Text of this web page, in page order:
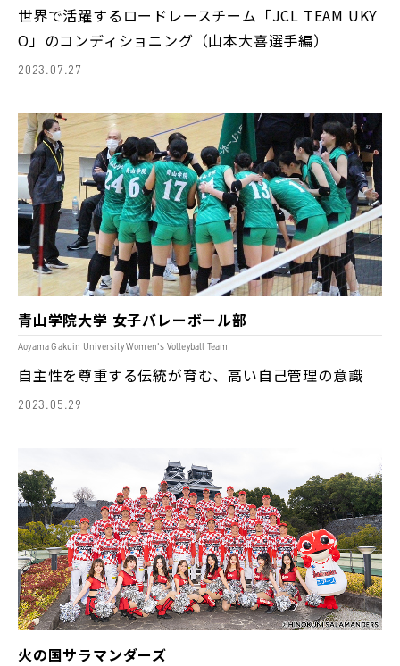
世界で活躍するロードレースチーム「JCL TEAM UKY
O」のコンディショニング（山本大喜選手編）
2023.07.27
青山学院大学 女子バレーボール部
Aoyama Gakuin University Women's Volleyball Team
自主性を尊重する伝統が育む、高い自己管理の意識
2023.05.29
火の国サラマンダーズ